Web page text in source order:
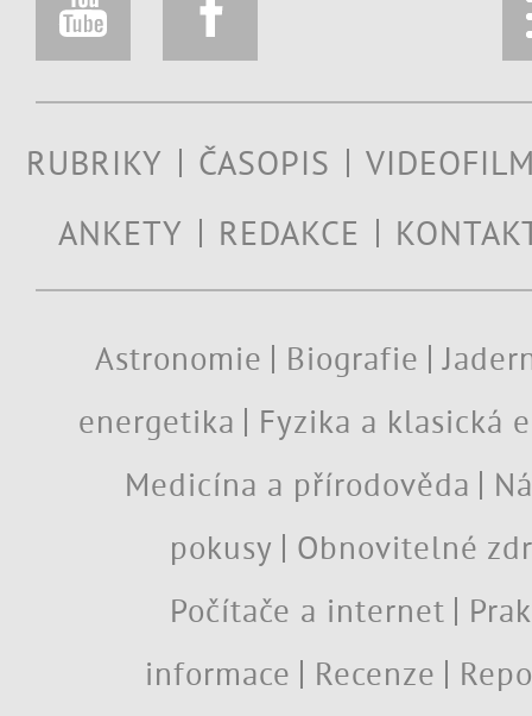
RUBRIKY ČASOPIS
ANKETY
REDAKCE
Astronomie Biografie
energetika
Fyzika a klasická
Medicína a přírodověda
pokusy
Obnovitelné
Počítače a internet
informace
Recenze